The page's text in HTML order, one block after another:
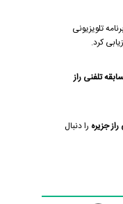
تلویزیونی
کرد.
تلفنی راز
جزیره را دنبال